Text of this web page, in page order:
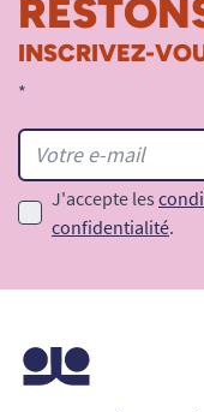
INSCRIVEZ-
*
J'accepte les
confidentialité.